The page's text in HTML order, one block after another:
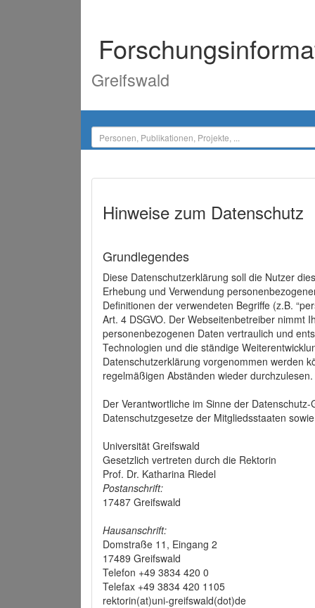
Greifswald
Hinweise zum Datenschutz
Grundlegendes
Diese Datenschutzerklärung soll die Nutzer
Erhebung und Verwendung
Definitionen der verwendeten Begriffe (z.B.
Art. 4 DSGVO. Der Webseitenbetreiber nimmt
personenbezogenen Daten vertraulich und
Technologien und die ständige
Datenschutzerklärung vorgenommen werden
regelmäßigen Abständen wieder durchzulesen.
Der Verantwortliche im Sinne der
Datenschutzgesetze der Mitgliedsstaaten
Universität Greifswald
Gesetzlich vertreten durch die Rektorin
Prof. Dr. Katharina Riedel
Postanschrift:
17487 Greifswald
Hausanschrift:
Domstraße 11, Eingang 2
17489 Greifswald
Telefon +49 3834 420 0
Telefax +49 3834 420 1105
rektorin(at)uni-greifswald(dot)de